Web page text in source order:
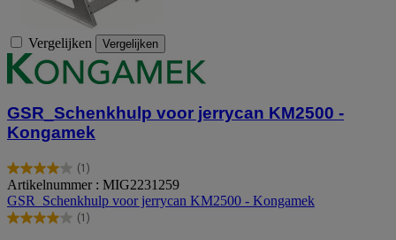
Vergelijken Vergelijken
GSR_Schenkhulp voor jerrycan KM2500 -
Kongamek
(1)
4.0
van
de
5
Artikelnummer : MIG2231259
GSR_Schenkhulp voor jerrycan KM2500 - Kongamek
(1)
4.0